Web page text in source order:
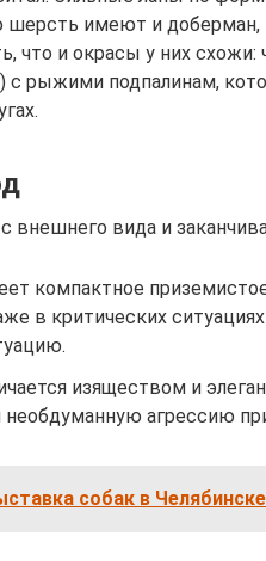
имеют и доберман,
что и окрасы у них
с рыжими подпалинам,
внешнего вида и
компактное
в критических
изяществом и
агрессию
собак в